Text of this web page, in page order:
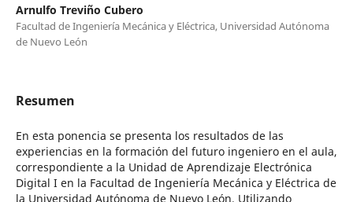
Arnulfo Treviño Cubero
Facultad de Ingeniería Mecánica y Eléctrica, Universidad Autónoma
de Nuevo León
Resumen
En esta ponencia se presenta los resultados de las
experiencias en la formación del futuro ingeniero en el aula,
correspondiente a la Unidad de Aprendizaje Electrónica
Digital I en la Facultad de Ingeniería Mecánica y Eléctrica de
la Universidad Autónoma de Nuevo León. Utilizando